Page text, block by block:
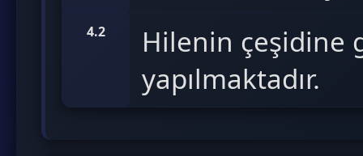
4.2
Hilenin çeşidine
yapılmaktadır.